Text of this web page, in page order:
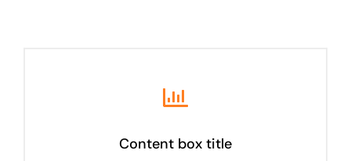
Content box title